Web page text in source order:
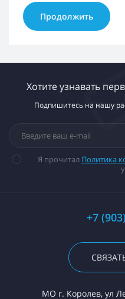
Продолжить
Хотите узнавать
Подпишитесь на нашу
Я прочитал Политика
+7
МО г. Королев, ул